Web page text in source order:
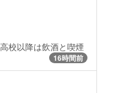
校以降は飲酒と喫煙
16時間前